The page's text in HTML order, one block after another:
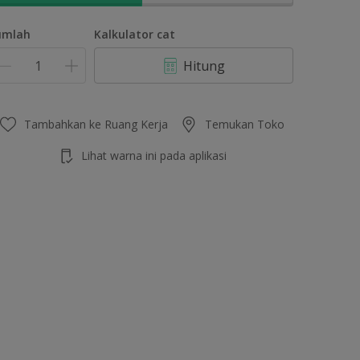
Kalkulator cat
Hitung
Tambahkan ke Ruang Kerja Temukan Toko
Lihat warna ini pada aplikasi